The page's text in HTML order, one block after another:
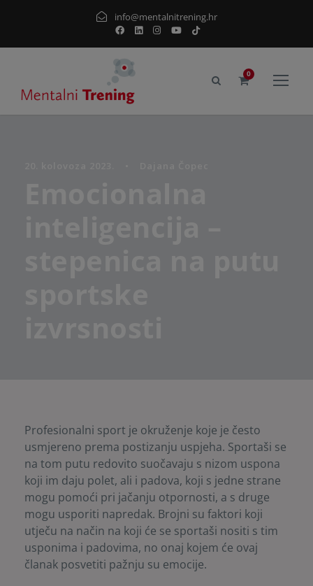
info@mentalnitrening.hr
0
Profesionalni sport je okruženje koje je često
usmjereno prema postizanju uspjeha. Sportaši se
na tom putu redovito suočavaju s nizom uspona
koji im daju polet, ali i padova, koji s jedne strane
mogu pomoći pri jačanju otpornosti, a s druge
mogu usporiti napredak. Brojni su faktori koji
utječu na način na koji će se sportaši nositi s tim
usponima i padovima, no onaj kojem će ovaj
članak posvetiti pažnju su emocije.